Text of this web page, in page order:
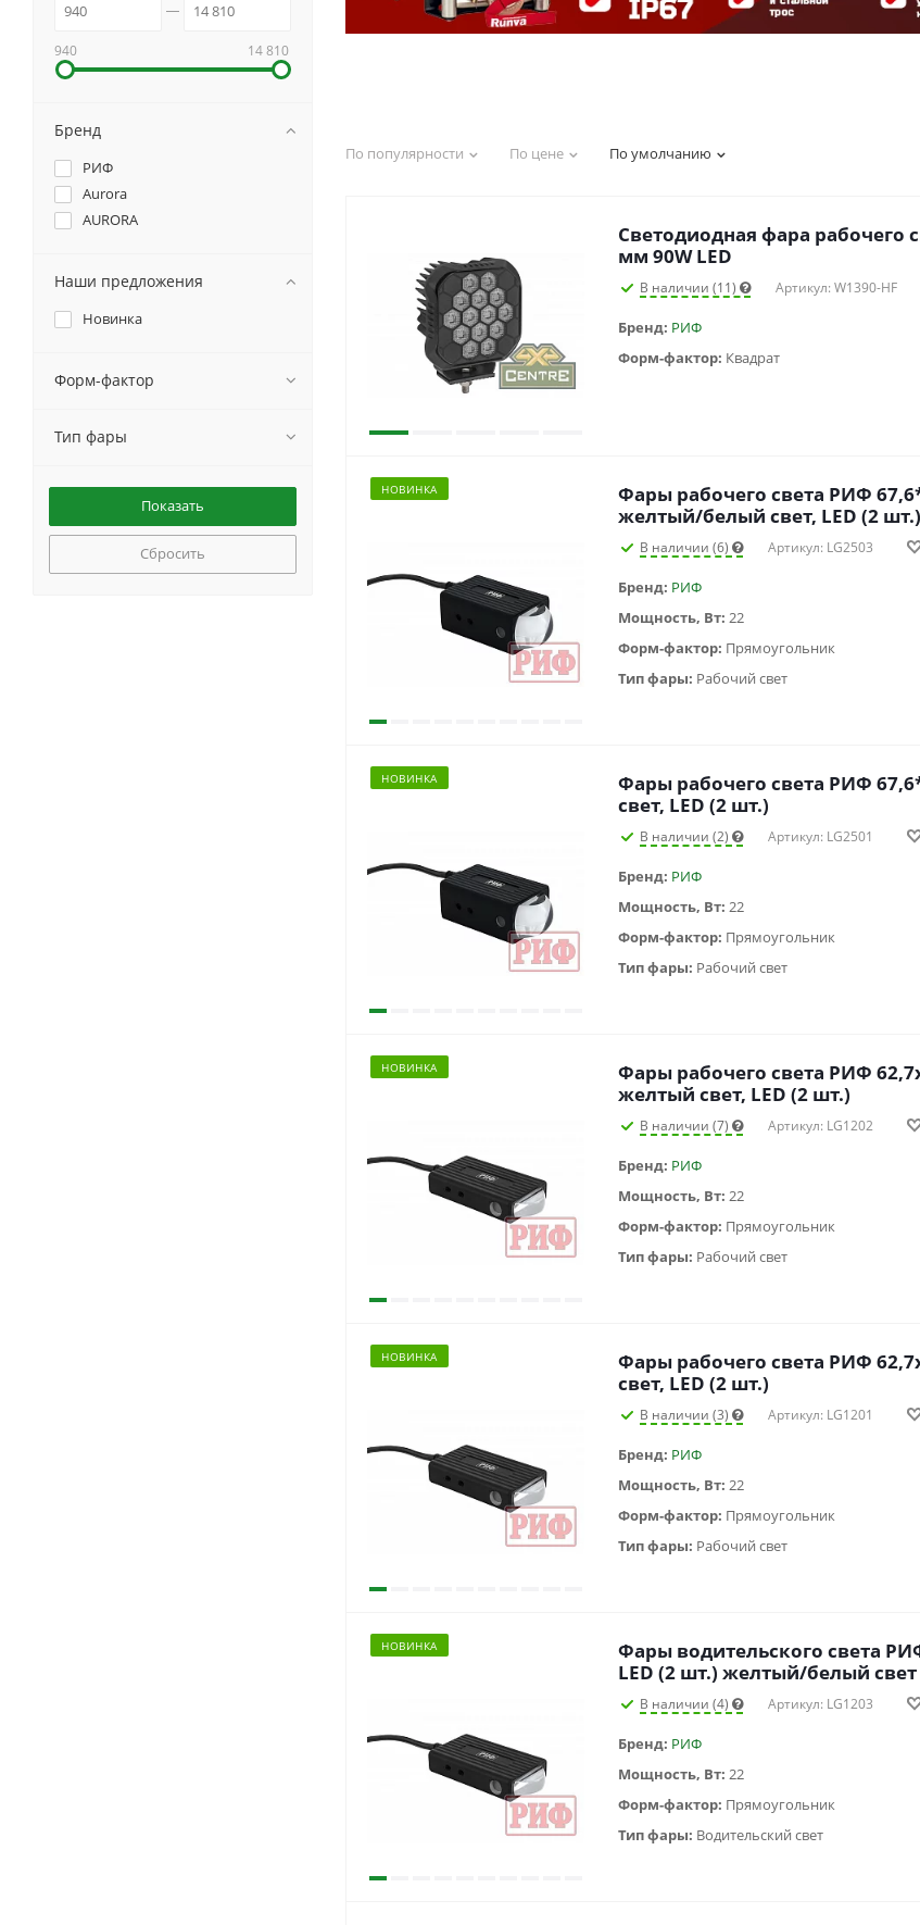
По популярности По цене По умолчанию
Светодиодная фара рабочего
мм 90W LED
В наличии (11) Артикул: W1390-HF
Бренд: РИФ
Форм-фактор: Квадрат
НОВИНКА
Фары рабочего света РИФ
желтый/белый свет, LED (2 шт.)
В наличии (6) Артикул: LG2503
Бренд: РИФ
Мощность, Вт: 22
Форм-фактор: Прямоугольник
Тип фары: Рабочий свет
НОВИНКА
Фары рабочего света РИФ
свет, LED (2 шт.)
В наличии (2) Артикул: LG2501
Бренд: РИФ
Мощность, Вт: 22
Форм-фактор: Прямоугольник
Тип фары: Рабочий свет
НОВИНКА
Фары рабочего света РИФ
желтый свет, LED (2 шт.)
В наличии (7) Артикул: LG1202
Бренд: РИФ
Мощность, Вт: 22
Форм-фактор: Прямоугольник
Тип фары: Рабочий свет
НОВИНКА
Фары рабочего света РИФ
свет, LED (2 шт.)
В наличии (3) Артикул: LG1201
Бренд: РИФ
Мощность, Вт: 22
Форм-фактор: Прямоугольник
Тип фары: Рабочий свет
НОВИНКА
Фары водительского света
LED (2 шт.) желтый/белый свет
В наличии (4) Артикул: LG1203
Бренд: РИФ
Мощность, Вт: 22
Форм-фактор: Прямоугольник
Тип фары: Водительский свет
940 14 810
Бренд
РИФ
Aurora
AURORA
Наши предложения
Новинка
Форм-фактор
Тип фары
Сбросить